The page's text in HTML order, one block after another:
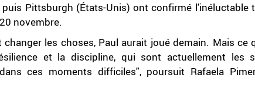
puis Pittsburgh (États-Unis) ont confirmé l'inéluctable
novembre.
les choses, Paul aurait joué demain. Mais ce
et la discipline, qui sont actuellement les
ces moments difficiles", poursuit Rafaela